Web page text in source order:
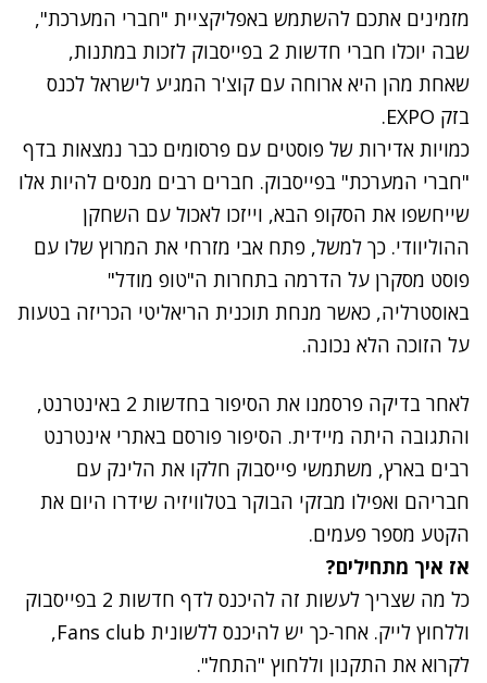
מזמינים אתכם להשתמש באפליקציית "חברי המערכת",
שבה יוכלו חברי חדשות 2 בפייסבוק
לזכות במתנות,
שאחת מהן היא ארוחה עם קוצ'ר המגיע לישראל לכנס
בזק EXPO.
כמויות אדירות של פוסטים עם פרסומים כבר נמצאות בדף
"חברי המערכת" בפייסבוק. חברים רבים מנסים להיות אלו
שייחשפו את הסקופ הבא, וייזכו לאכול עם השחקן
ההוליוודי. כך למשל, פתח אבי מזרחי את המרוץ שלו עם
פוסט מסקרן על הדרמה בתחרות ה"טופ מודל"
באוסטרליה, כאשר מנחת תוכנית הריאליטי הכריזה בטעות
על הזוכה הלא נכונה.
לאחר בדיקה פרסמנו את הסיפור בחדשות 2 באינטרנט,
והתגובה היתה מיידית. הסיפור פורסם באתרי אינטרנט
רבים בארץ, משתמשי פייסבוק חלקו את הלינק עם
חבריהם ואפילו מבזקי הבוקר בטלוויזיה שידרו היום את
הקטע מספר פעמים.
אז איך מתחילים?
כל מה שצריך לעשות זה להיכנס לדף חדשות 2 בפייסבוק
וללחוץ לייק. אחר-כך יש להיכנס ללשונית Fans club,
לקרוא את התקנון וללחוץ "התחל".